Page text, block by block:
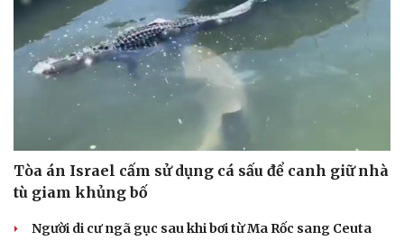
Tòa án Israel cấm sử dụng cá sấu để canh giữ nhà
tù giam khủng bố
Người di cư ngã gục sau khi bơi từ Ma Rốc sang Ceuta